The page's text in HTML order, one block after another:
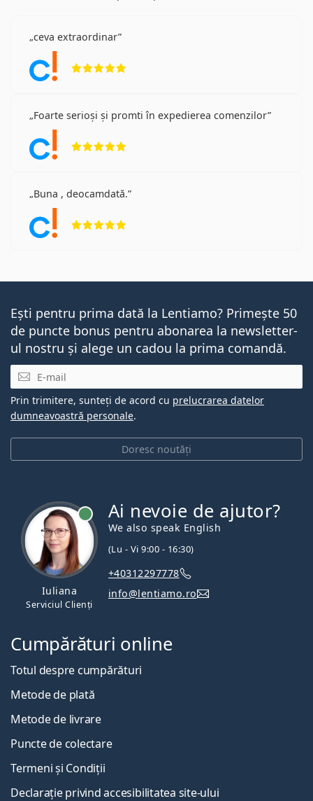
ceva extraordinar
Foarte serioși și promti în expedierea comenzilor
Buna , deocamdată.
Ești pentru prima dată la Lentiamo? Primește 50
de puncte bonus pentru abonarea la newsletter-
ul nostru și alege un cadou la prima comandă.
E-mail
Doresc noutăți
Prin trimitere, sunteți de acord cu prelucrarea datelor
dumneavoastră personale.
Iuliana
Serviciul Clienți
Ai nevoie de ajutor?
We also speak English
(Lu - Vi 9:00 - 16:30)
+40312297778
info@lentiamo.ro
Cumpărături online
Totul despre cumpărături
Metode de plată
Metode de livrare
Puncte de colectare
Termeni și Condiții
Declarație privind accesibilitatea site-ului